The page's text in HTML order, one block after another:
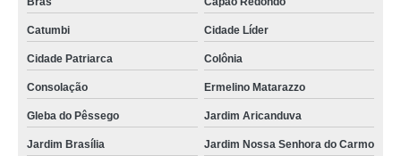
Catumbi Cidade Líder
Cidade Patriarca Colônia
Consolação Ermelino Matarazzo
Gleba do Pêssego Jardim Aricanduva
Jardim Brasília Jardim Nossa Senhora do Carmo